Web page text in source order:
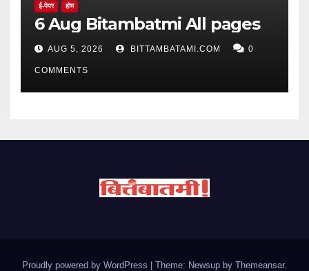
ई-पेपर होम
6 Aug Bitambatmi All pages
AUG 5, 2026 BITTAMBATAMI.COM 0
COMMENTS
Proudly powered by WordPress | Theme: Newsup by Themeansar.